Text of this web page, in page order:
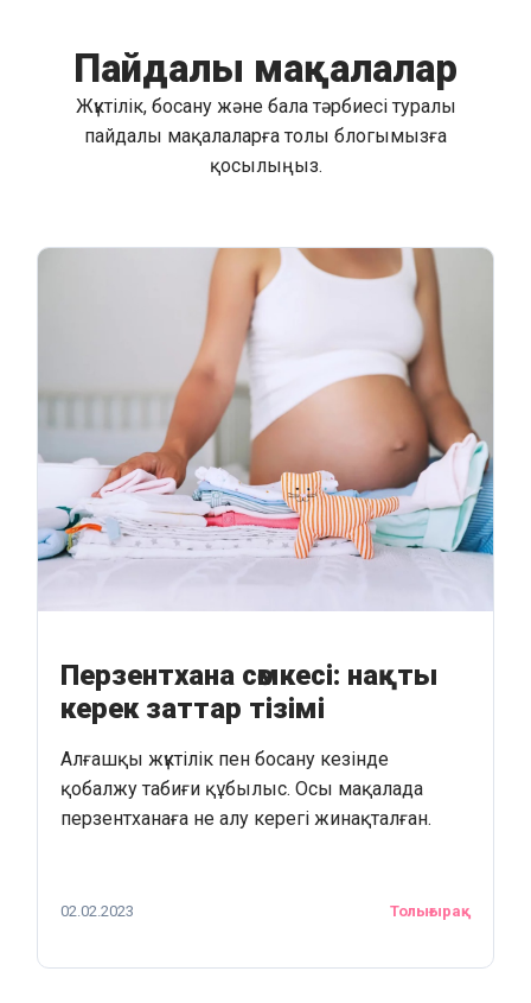
Пайдалы мақалалар
Жүктілік, босану және бала тәрбиесі туралы
пайдалы мақалаларға толы блогымызға
қосылыңыз.
Перзентхана сөмкесі: нақты
керек заттар тізімі
Алғашқы жүктілік пен босану кезінде
қобалжу табиғи құбылыс. Осы мақалада
перзентханаға не алу керегі жинақталған.
02.02.2023 Толығырақ